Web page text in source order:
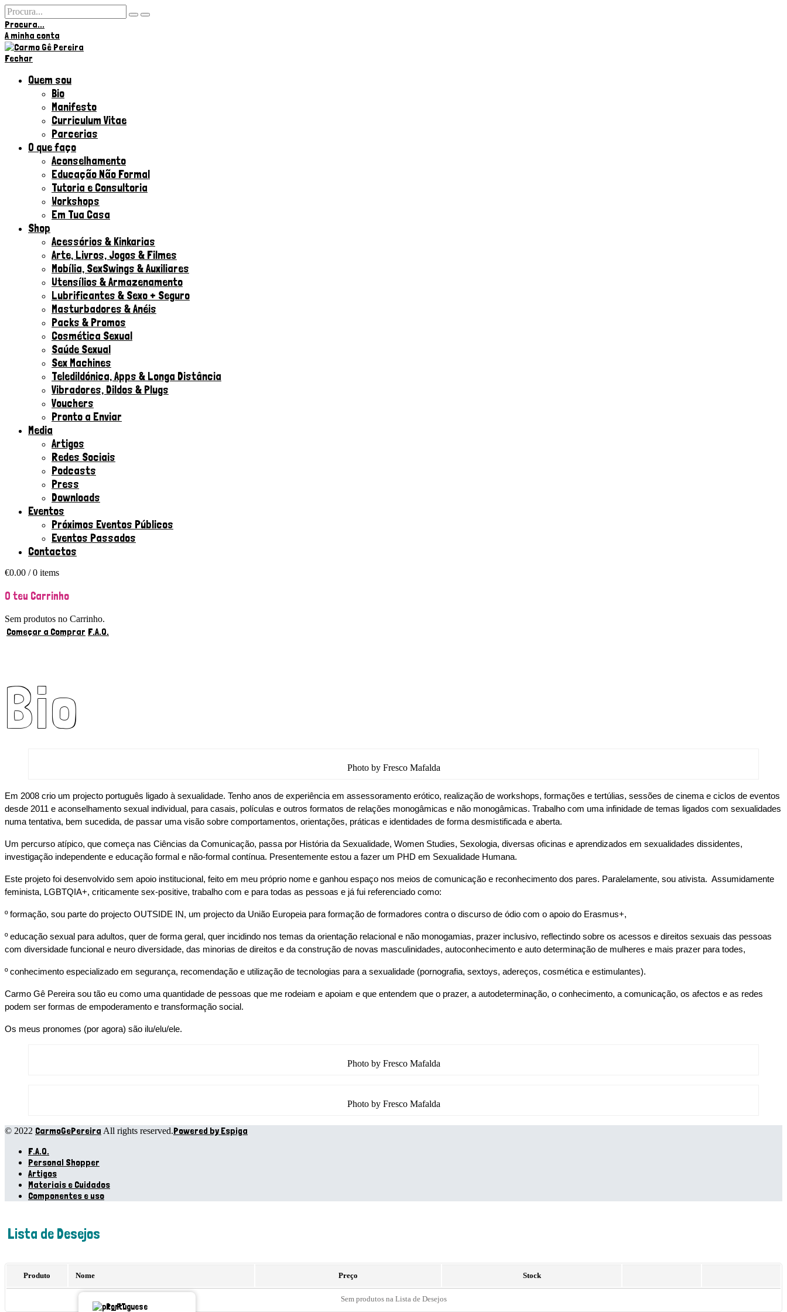
Procura...
A minha conta
Fechar
Quem sou
Bio
Manifesto
Curriculum Vitae
Parcerias
O que faço
Aconselhamento
Educação Não Formal
Tutoria e Consultoria
Workshops
Em Tua Casa
Shop
Acessórios & Kinkarias
Arte, Livros, Jogos & Filmes
Mobília, SexSwings & Auxiliares
Utensílios & Armazenamento
Lubrificantes & Sexo + Seguro
Masturbadores & Anéis
Packs & Promos
Cosmética Sexual
Saúde Sexual
Sex Machines
Teledildónica, Apps & Longa Distância
Vibradores, Dildos & Plugs
Vouchers
Pronto a Enviar
Media
Artigos
Redes Sociais
Podcasts
Press
Downloads
Eventos
Próximos Eventos Públicos
Eventos Passados
Contactos
€0.00 / 0 items
O teu Carrinho
Sem produtos no Carrinho.
Começar a Comprar F.A.Q.
Bio
Photo by Fresco Mafalda
Em 2008 crio um projecto português ligado à sexualidade. Tenho anos de experiência em assessoramento erótico, realização de workshops, formações e tertúlias, sessões de cinema e ciclos de eventos
desde 2011 e aconselhamento sexual individual, para casais, polículas e outros formatos de relações monogâmicas e não monogâmicas. Trabalho com uma infinidade de temas ligados com sexualidades
numa tentativa, bem sucedida, de passar uma visão sobre comportamentos, orientações, práticas e identidades de forma desmistificada e aberta.
Um percurso atípico, que começa nas Ciências da Comunicação, passa por História da Sexualidade, Women Studies, Sexologia, diversas oficinas e aprendizados em sexualidades dissidentes,
investigação independente e educação formal e não-formal contínua. Presentemente estou a fazer um PHD em Sexualidade Humana.
Este projeto foi desenvolvido sem apoio institucional, feito em meu próprio nome e ganhou espaço nos meios de comunicação e reconhecimento dos pares. Paralelamente, sou ativista.  Assumidamente
feminista, LGBTQIA+, criticamente sex-positive, trabalho com e para todas as pessoas e já fui referenciado como:
º formação, sou parte do projecto OUTSIDE IN, um projecto da União Europeia para formação de formadores contra o discurso de ódio com o apoio do Erasmus+,
º educação sexual para adultos, quer de forma geral, quer incidindo nos temas da orientação relacional e não monogamias, prazer inclusivo, reflectindo sobre os acessos e direitos sexuais das pessoas
com diversidade funcional e neuro diversidade, das minorias de direitos e da construção de novas masculinidades, autoconhecimento e auto determinação de mulheres e mais prazer para todes,
º conhecimento especializado em segurança, recomendação e utilização de tecnologias para a sexualidade (pornografia, sextoys, adereços, cosmética e estimulantes).
Carmo Gê Pereira sou tão eu como uma quantidade de pessoas que me rodeiam e apoiam e que entendem que o prazer, a autodeterminação, o conhecimento, a comunicação, os afectos e as redes
podem ser formas de empoderamento e transformação social.
Os meus pronomes (por agora) são ilu/elu/ele.
Photo by Fresco Mafalda
Photo by Fresco Mafalda
© 2022 CarmoGePereira All rights reserved.Powered by Espiga
F.A.Q.
Personal Shopper
Artigos
Materiais e Cuidados
Componentes e uso
Lista de Desejos
Produto Nome Preço Stock
Sem produtos na Lista de Desejos
Portuguese